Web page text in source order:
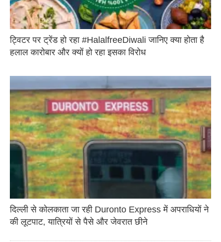
ट्विटर पर ट्रेंड हो रहा #HalalfreeDiwali जानिए क्या होता है
हलाल कारोबार और क्यों हो रहा इसका विरोध
दिल्ली से कोलकाता जा रही Duronto Express में अपराधियों ने
की लूटपाट, यात्रियों से पैसे और जेवरात छीने